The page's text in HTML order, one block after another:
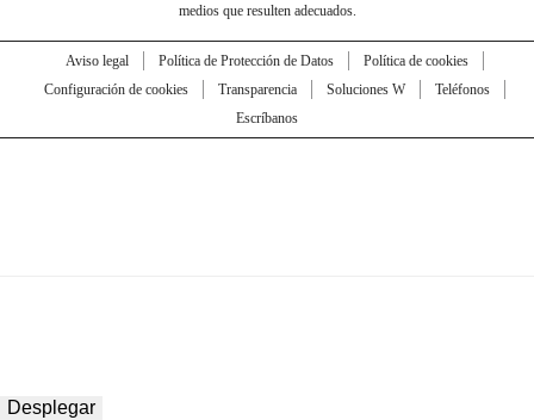
medios que resulten adecuados.
Aviso legal Política de Protección de Datos
Política de cookies
Configuración de cookies
Transparencia Soluciones W
Teléfonos
Escríbanos
Desplegar